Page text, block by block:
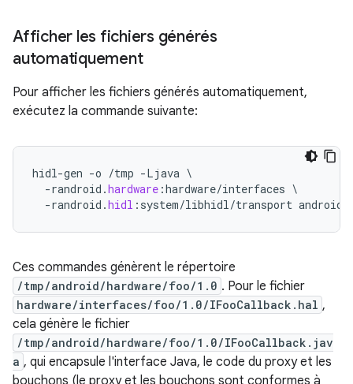
Afficher les fichiers générés
automatiquement
Pour afficher les fichiers générés automatiquement,
exécutez la commande suivante:
hidl-gen -o /tmp -Ljava \
-randroid .hardware :hardware/interfaces \
-randroid .hidl : system/libhidl/transport android
Ces commandes génèrent le répertoire
/tmp/android/hardware/foo/1.0 . Pour le fichier
hardware/interfaces/foo/1.0/IFooCallback.hal ,
cela génère le fichier
/tmp/android/hardware/foo/1.0/IFooCallback.jav
a , qui encapsule l'interface Java, le code du proxy et les
bouchons (le proxy et les bouchons sont conformes à